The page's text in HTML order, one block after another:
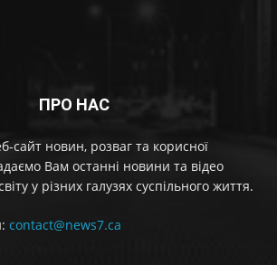
ПРО НАС
сайт новин, розваг та корисної
Вам останні новини та відео
у різних галузях суспільного життя.
contact@news7.ca